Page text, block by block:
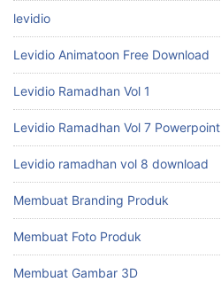
levidio
Levidio Animatoon Free Download
Levidio Ramadhan Vol 1
Levidio Ramadhan Vol 7 Powerpoint
Levidio ramadhan vol 8 download
Membuat Branding Produk
Membuat Foto Produk
Membuat Gambar 3D